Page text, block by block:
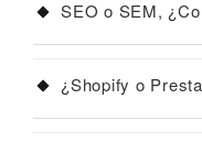
SEO o SEM,
¿Shopify o